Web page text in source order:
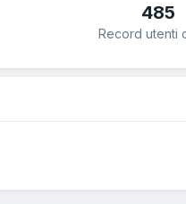
485
Record utenti